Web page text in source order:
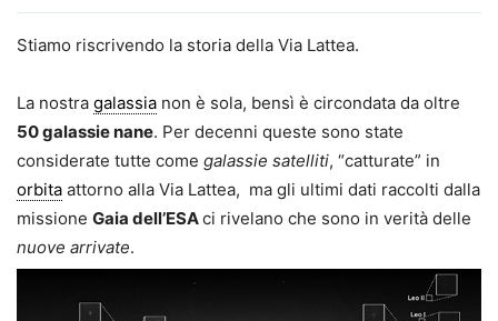
Stiamo riscrivendo la storia della Via Lattea.
La nostra galassia non è sola, bensì è circondata da oltre
50 galassie nane. Per decenni queste sono state
considerate tutte come galassie satelliti, “catturate” in
orbita attorno alla Via Lattea, ma gli ultimi dati raccolti dalla
missione Gaia dell’ESAci rivelano che sono in verità delle
nuove arrivate.